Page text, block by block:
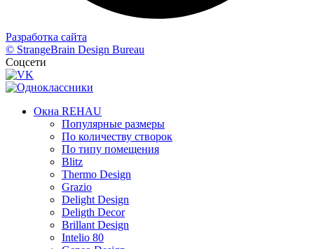
Разработка сайта
© StrangeBrain Design Bureau
Соцсети
Окна REHAU
Популярные размеры
По количеству створок
По типу помещения
Blitz
Thermo Design
Grazio
Delight Design
Deligth Decor
Brillant Design
Intelio 80